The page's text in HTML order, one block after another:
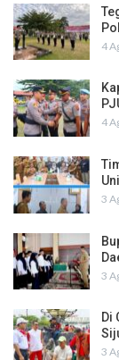
4
4
3
3
Di
3